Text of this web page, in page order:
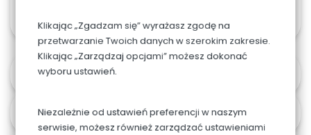
Klikając „Zgadzam się” wyrażasz zgodę na
przetwarzanie Twoich danych w szerokim zakresie.
Klikając „Zarządzaj opcjami” możesz dokonać
wyboru ustawień.
Niezależnie od ustawień preferencji w naszym
serwisie, możesz również zarządzać ustawieniami
Alergeny
Czas i koszt dostawy